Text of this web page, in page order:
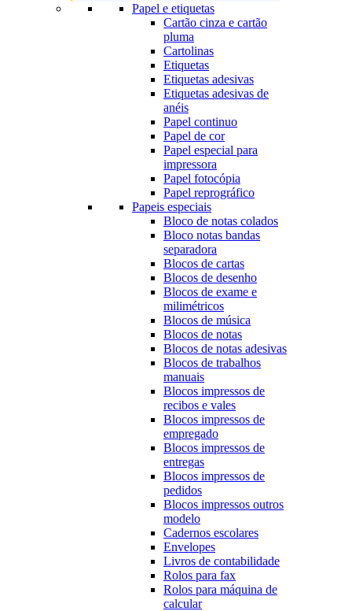
Papel e etiquetas
Cartão cinza e cartão
pluma
Cartolinas
Etiquetas
Etiquetas adesivas
Etiquetas adesivas de
anéis
Papel continuo
Papel de cor
Papel especial para
impressora
Papel fotocópia
Papel reprográfico
Papeis especiais
Bloco de notas colados
Bloco notas bandas
separadora
Blocos de cartas
Blocos de desenho
Blocos de exame e
milimétricos
Blocos de música
Blocos de notas
Blocos de notas adesivas
Blocos de trabalhos
manuais
Blocos impressos de
recibos e vales
Blocos impressos de
empregado
Blocos impressos de
entregas
Blocos impressos de
pedidos
Blocos impressos outros
modelo
Cadernos escolares
Envelopes
Livros de contabilidade
Rolos para fax
Rolos para máquina de
calcular